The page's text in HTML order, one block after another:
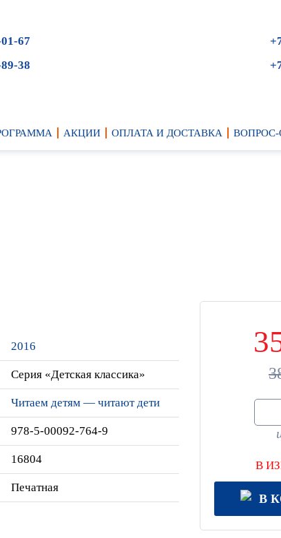
67
38
АКЦИИ ОПЛАТА И ДОСТАВКА ВОПРОС-
2016
Серия «Детская классика»
Читаем детям — читают дети
978-5-00092-764-9
16804
Печатная
В
В